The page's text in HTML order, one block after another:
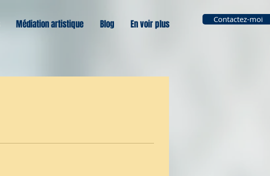
Médiation artistique Blog En voir plus Contactez-moi